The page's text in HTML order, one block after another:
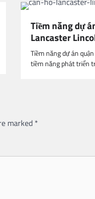
Tiềm năng dự
Lancaster
Tiềm năng dự án
tiềm năng phát triển
marked *